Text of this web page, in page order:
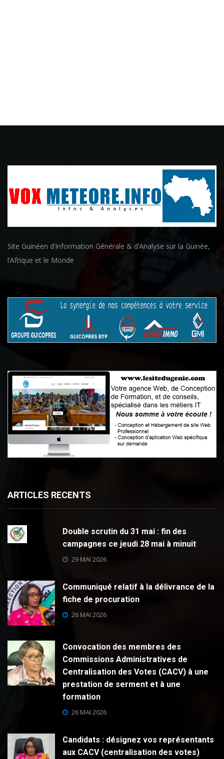
Site Guinéen d’Information Générale & d’Analyse sur la Guinée,
l’Afrique et le Monde
ARTICLES RECENTS
Double scrutin du 31 mai : fin des
campagnes ce jeudi 28 mai à minuit
29 MAI 2026
Communiqué relatif à la délivrance de la
fiche de procuration
26 MAI 2026
Convocation des membres des
Commissions Administratives de
Centralisation des Votes (CACV) à une
prestation de serment et à une
formation
26 MAI 2026
Candidats : désignez vos représentants
aux CACV (centralisation des votes)